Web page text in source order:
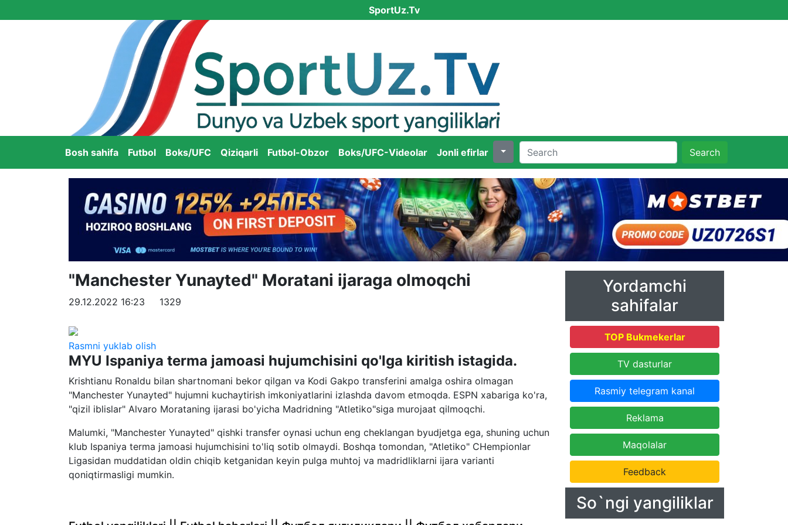
SportUz.Tv
Bosh sahifa Futbol Boks/UFC Qiziqarli Futbol-Obzor Boks/UFC-Videolar Jonli efirlar Search
"Manchester Yunayted" Moratani ijaraga olmoqchi
29.12.2022 16:23 1329
Rasmni yuklab olish
MYU Ispaniya terma jamoasi hujumchisini qo'lga kiritish istagida.
Krishtianu Ronaldu bilan shartnomani bekor qilgan va Kodi Gakpo transferini amalga oshira olmagan
"Manchester Yunayted" hujumni kuchaytirish imkoniyatlarini izlashda davom etmoqda. ESPN xabariga ko'ra,
"qizil iblislar" Alvaro Morataning ijarasi bo'yicha Madridning "Atletiko"siga murojaat qilmoqchi.
Malumki, "Manchester Yunayted" qishki transfer oynasi uchun eng cheklangan byudjetga ega, shuning uchun
klub Ispaniya terma jamoasi hujumchisini to'liq sotib olmaydi. Boshqa tomondan, "Atletiko" CHempionlar
Ligasidan muddatidan oldin chiqib ketganidan keyin pulga muhtoj va madridliklarni ijara varianti
qoniqtirmasligi mumkin.
Yordamchi
sahifalar
TOP Bukmekerlar
TV dasturlar
Rasmiy telegram kanal
Reklama
Maqolalar
Feedback
So`ngi yangiliklar